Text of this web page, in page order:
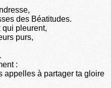
des Béatitudes.
qui pleurent,
purs,
:
appelles à partager ta gloire